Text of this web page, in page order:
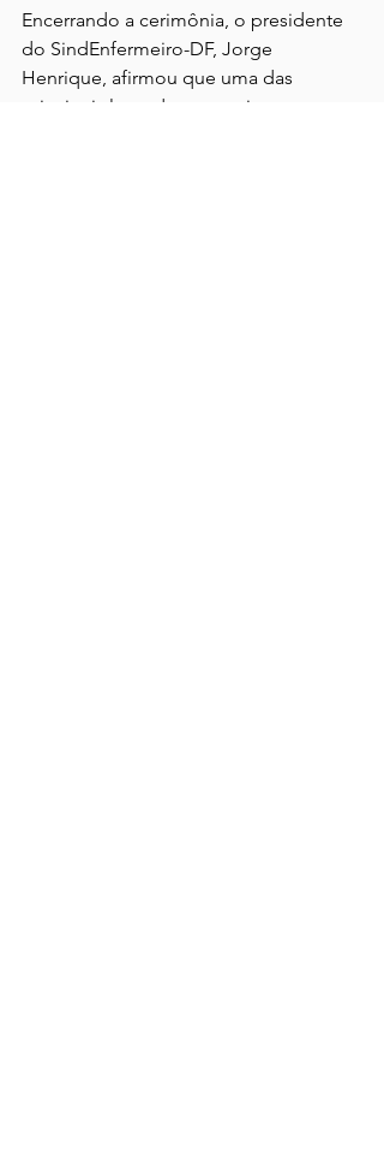
Encerrando a cerimônia, o presidente
do SindEnfermeiro-DF, Jorge
Henrique, afirmou que uma das
principais lutas da categoria